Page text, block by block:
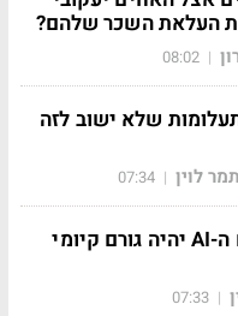
העלאת השכר שלהם?
|
08:02
תעלומות שלא ישוב לזה
לוין |
07:34
"בעוד חמש שנים ה-AI יהיה גורם קיומי
|
07:33